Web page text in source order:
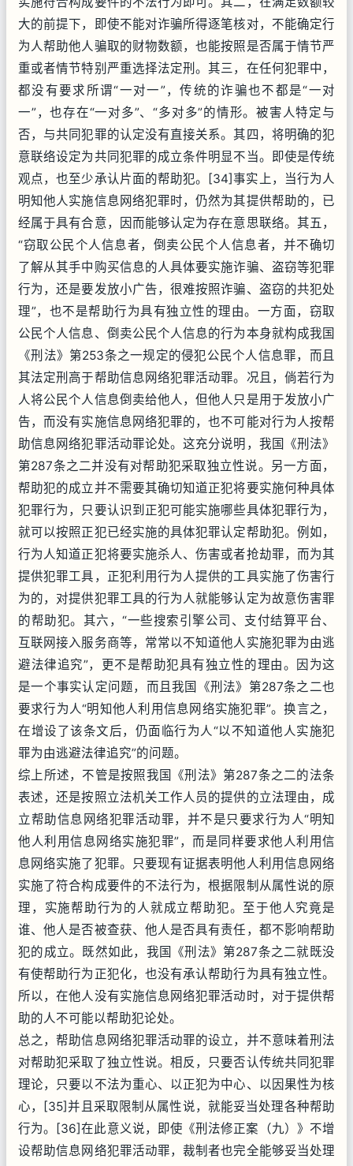
大的前提下，即使不能对诈骗所得逐笔核对，不能确定行
为人帮助他人骗取的财物数额，也能按照是否属于情节严
重或者情节特别严重选择法定刑。其三，在任何犯罪中，
都没有要求所谓“一对一”，传统的诈骗也不都是“一对
一”，也存在“一对多”、“多对多”的情形。被害人特定与
否，与共同犯罪的认定没有直接关系。其四，将明确的犯
意联络设定为共同犯罪的成立条件明显不当。即使是传统
观点，也至少承认片面的帮助犯。[34]事实上，当行为人
明知他人实施信息网络犯罪时，仍然为其提供帮助的，已
经属于具有合意，因而能够认定为存在意思联络。其五，
“窃取公民个人信息者，倒卖公民个人信息者，并不确切
了解从其手中购买信息的人具体要实施诈骗、盗窃等犯罪
行为，还是要发放小广告，很难按照诈骗、盗窃的共犯处
理”，也不是帮助行为具有独立性的理由。一方面，窃取
公民个人信息、倒卖公民个人信息的行为本身就构成我国
《刑法》第253条之一规定的侵犯公民个人信息罪，而且
其法定刑高于帮助信息网络犯罪活动罪。况且，倘若行为
人将公民个人信息倒卖给他人，但他人只是用于发放小广
告，而没有实施信息网络犯罪的，也不可能对行为人按帮
助信息网络犯罪活动罪论处。这充分说明，我国《刑法》
第287条之二并没有对帮助犯采取独立性说。另一方面，
帮助犯的成立并不需要其确切知道正犯将要实施何种具体
犯罪行为，只要认识到正犯可能实施哪些具体犯罪行为，
就可以按照正犯已经实施的具体犯罪认定帮助犯。例如，
行为人知道正犯将要实施杀人、伤害或者抢劫罪，而为其
提供犯罪工具，正犯利用行为人提供的工具实施了伤害行
为的，对提供犯罪工具的行为人就能够认定为故意伤害罪
的帮助犯。其六，“一些搜索引擎公司、支付结算平台、
互联网接入服务商等，常常以不知道他人实施犯罪为由逃
避法律追究”，更不是帮助犯具有独立性的理由。因为这
是一个事实认定问题，而且我国《刑法》第287条之二也
要求行为人“明知他人利用信息网络实施犯罪”。换言之，
在增设了该条文后，仍面临行为人“以不知道他人实施犯
罪为由逃避法律追究”的问题。
综上所述，不管是按照我国《刑法》第287条之二的法条
表述，还是按照立法机关工作人员的提供的立法理由，成
立帮助信息网络犯罪活动罪，并不是只要求行为人“明知
他人利用信息网络实施犯罪”，而是同样要求他人利用信
息网络实施了犯罪。只要现有证据表明他人利用信息网络
实施了符合构成要件的不法行为，根据限制从属性说的原
理，实施帮助行为的人就成立帮助犯。至于他人究竟是
谁、他人是否被查获、他人是否具有责任，都不影响帮助
犯的成立。既然如此，我国《刑法》第287条之二就既没
有使帮助行为正犯化，也没有承认帮助行为具有独立性。
所以，在他人没有实施信息网络犯罪活动时，对于提供帮
助的人不可能以帮助犯论处。
总之，帮助信息网络犯罪活动罪的设立，并不意味着刑法
对帮助犯采取了独立性说。相反，只要否认传统共同犯罪
理论，只要以不法为重心、以正犯为中心、以因果性为核
心，[35]并且采取限制从属性说，就能妥当处理各种帮助
行为。[36]在此意义说，即使《刑法修正案（九）》不增
设帮助信息网络犯罪活动罪，裁制者也完全能够妥当处理